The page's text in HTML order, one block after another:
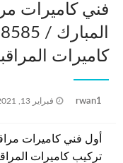
فني كاميرات
كاميرات
rwan1
نُشر
فبراير 13, 2021
أول فني كاميرات
تركيب كاميرات